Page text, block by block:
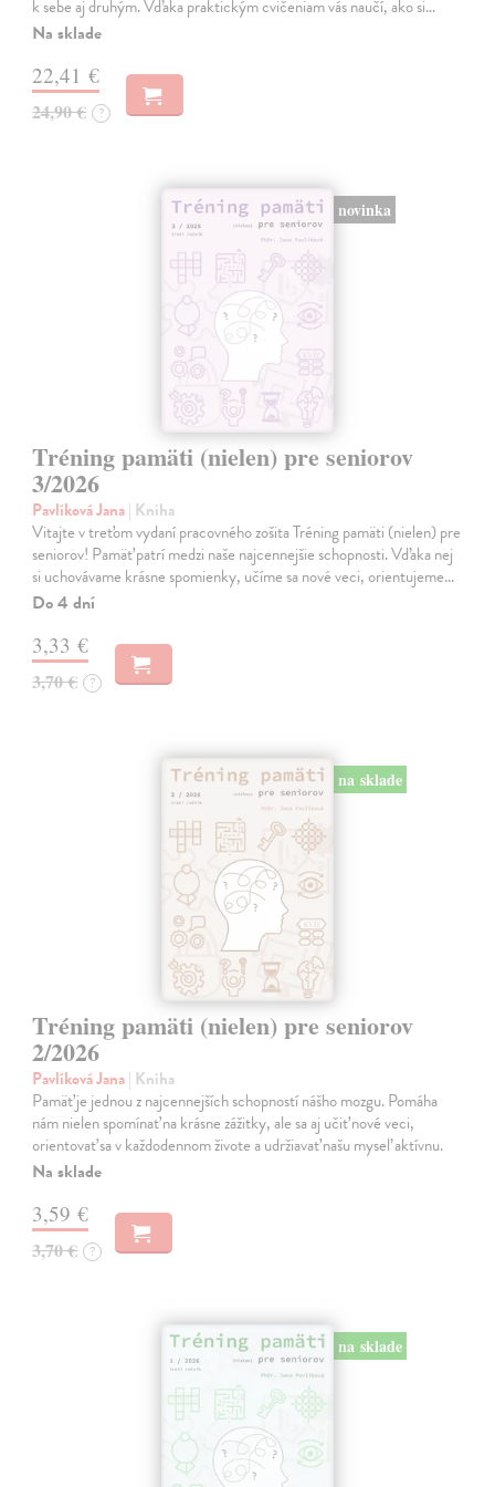
k sebe aj druhým. Vďaka praktickým cvičeniam vás naučí, ako si…
Na sklade
22,41 €
24,90 € ?
novinka
Tréning pamäti (nielen) pre seniorov
3/2026
Pavlíková Jana| Kniha
Vitajte v treťom vydaní pracovného zošita Tréning pamäti (nielen) pre
seniorov! Pamäť patrí medzi naše najcennejšie schopnosti. Vďaka nej
si uchovávame krásne spomienky, učíme sa nové veci, orientujeme…
Do 4 dní
3,33 €
3,70 € ?
na sklade
Tréning pamäti (nielen) pre seniorov
2/2026
Pavlíková Jana| Kniha
Pamäť je jednou z najcennejších schopností nášho mozgu. Pomáha
nám nielen spomínať na krásne zážitky, ale sa aj učiť nové veci,
orientovať sa v každodennom živote a udržiavať našu myseľ aktívnu.
Na sklade
3,59 €
3,70 € ?
na sklade